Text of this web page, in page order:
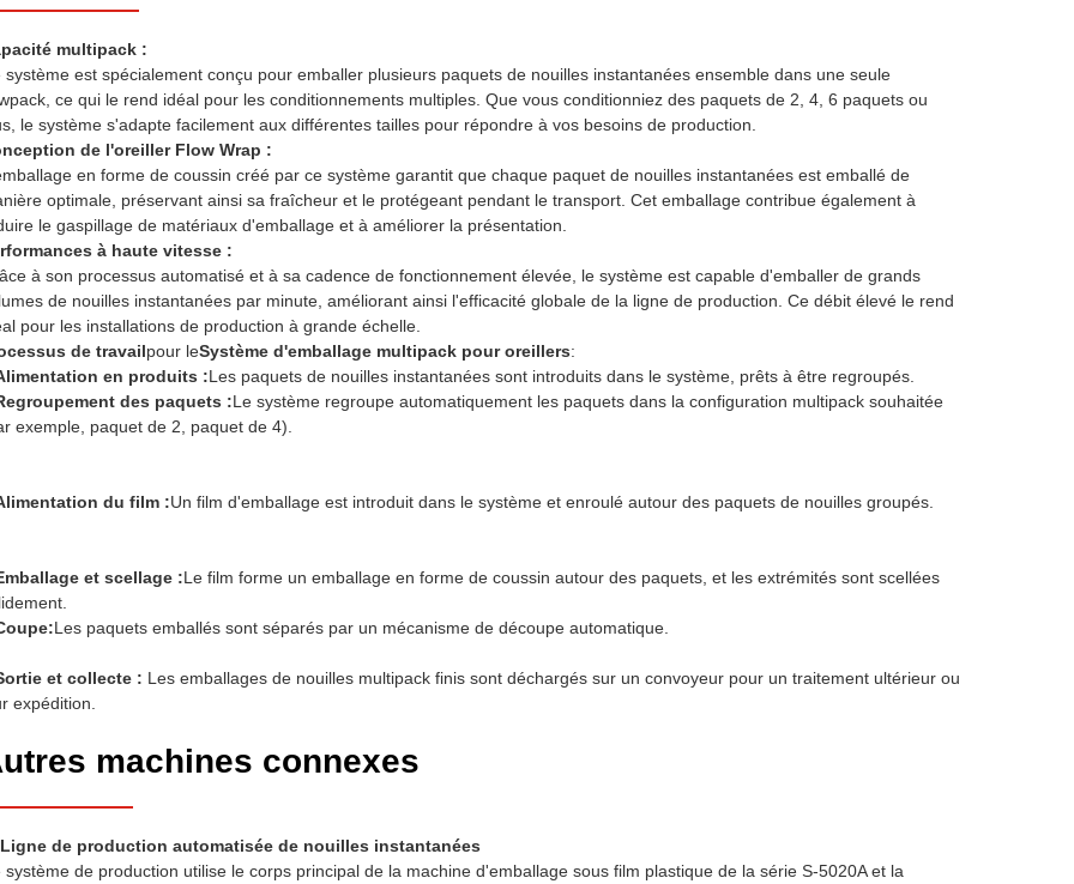
multipack :
système est spécialement conçu pour emballer plusieurs paquets de nouilles instantanées ensemble dans une seule
ce qui le rend idéal pour les conditionnements multiples. Que vous conditionniez des paquets de 2, 4, 6 paquets ou
le système s'adapte facilement aux différentes tailles pour répondre à vos besoins de production.
de l'oreiller Flow Wrap :
en forme de coussin créé par ce système garantit que chaque paquet de nouilles instantanées est emballé de
optimale, préservant ainsi sa fraîcheur et le protégeant pendant le transport. Cet emballage contribue également à
le gaspillage de matériaux d'emballage et à améliorer la présentation.
à haute vitesse :
à son processus automatisé et à sa cadence de fonctionnement élevée, le système est capable d'emballer de grands
de nouilles instantanées par minute, améliorant ainsi l'efficacité globale de la ligne de production. Ce débit élevé le rend
pour les installations de production à grande échelle.
de travailpour leSystème d'emballage multipack pour oreillers:
en produits :Les paquets de nouilles instantanées sont introduits dans le système, prêts à être regroupés.
des paquets :Le système regroupe automatiquement les paquets dans la configuration multipack souhaitée
exemple, paquet de 2, paquet de 4).
du film :Un film d'emballage est introduit dans le système et enroulé autour des paquets de nouilles groupés.
et scellage :Le film forme un emballage en forme de coussin autour des paquets, et les extrémités sont scellées
Les paquets emballés sont séparés par un mécanisme de découpe automatique.
et collecte : Les emballages de nouilles multipack finis sont déchargés sur un convoyeur pour un traitement ultérieur ou
expédition.
machines connexes
de production automatisée de nouilles instantanées
système de production utilise le corps principal de la machine d'emballage sous film plastique de la série S-5020A et la